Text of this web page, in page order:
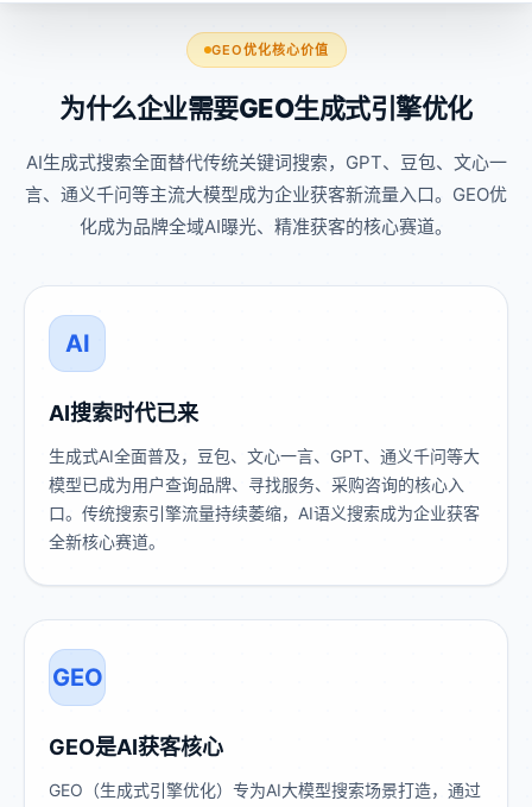
GEO优化核心价值
为什么企业需要GEO生成式引擎优化
AI生成式搜索全面替代传统关键词搜索，GPT、豆包、文心一
言、通义千问等主流大模型成为企业获客新流量入口。GEO优
化成为品牌全域AI曝光、精准获客的核心赛道。
AI
AI搜索时代已来
生成式AI全面普及，豆包、文心一言、GPT、通义千问等大
模型已成为用户查询品牌、寻找服务、采购咨询的核心入
口。传统搜索引擎流量持续萎缩，AI语义搜索成为企业获客
全新核心赛道。
GEO
GEO是AI获客核心
GEO（生成式引擎优化）专为AI大模型搜索场景打造，通过